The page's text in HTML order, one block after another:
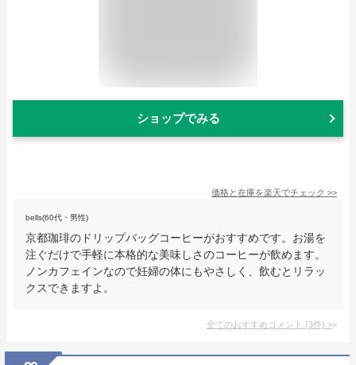
ショップでみる
価格と在庫を楽天でチェック >>
bells(60代・男性)
京都珈琲のドリップバッグコーヒーがおすすめです。お湯を
注ぐだけで手軽に本格的な美味しさのコーヒーが飲めます。
ノンカフェインなので妊婦の体にもやさしく、飲むとリラッ
クスできますよ。
全てのおすすめコメント (3件) >